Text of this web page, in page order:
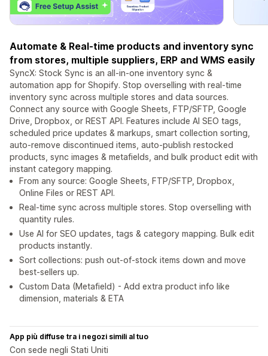
Automate & Real-time products and inventory sync
from stores, multiple suppliers, ERP and WMS easily
SyncX: Stock Sync is an all-in-one inventory sync &
automation app for Shopify. Stop overselling with real-time
inventory sync across multiple stores and data sources.
Connect any source with Google Sheets, FTP/SFTP, Google
Drive, Dropbox, or REST API. Features include AI SEO tags,
scheduled price updates & markups, smart collection sorting,
auto-remove discontinued items, auto-publish restocked
products, sync images & metafields, and bulk product edit with
instant category mapping.
From any source: Google Sheets, FTP/SFTP, Dropbox,
Online Files or REST API.
Real-time sync across multiple stores. Stop overselling with
quantity rules.
Use AI for SEO updates, tags & category mapping. Bulk edit
products instantly.
Sort collections: push out-of-stock items down and move
best-sellers up.
Custom Data (Metafield) - Add extra product info like
dimension, materials & ETA
App più diffuse tra i negozi simili al tuo
Con sede negli Stati Uniti